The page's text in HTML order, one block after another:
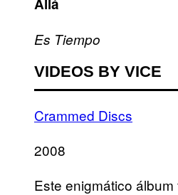
Allá
Es Tiempo
VIDEOS BY VICE
Crammed Discs
2008
Este enigmático